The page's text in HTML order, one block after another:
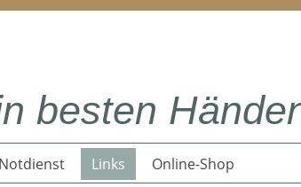
besten
Notdienst Links Online-Shop